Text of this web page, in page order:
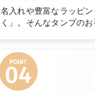
名入れや豊富なラッピ
く」。そんなタンプの